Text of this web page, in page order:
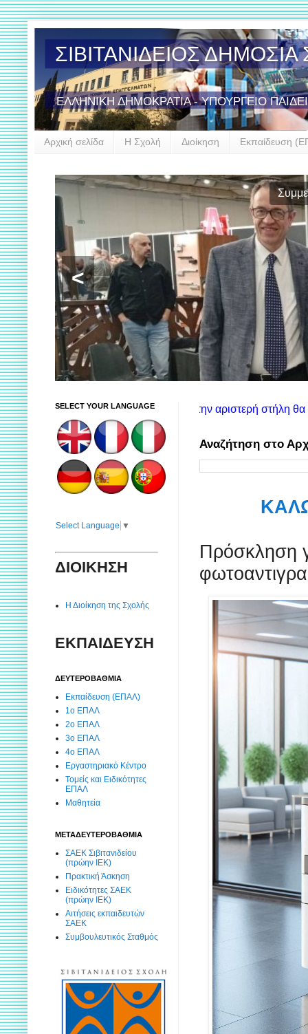
ΣΙΒΙΤΑΝΙΔΕΙΟΣ
ΕΛΛΗΝΙΚΗ ΔΗΜΟΚΡΑΤΙΑ - ΥΠΟΥΡΓΕΙΟ
Αρχική σελίδα Η Σχολή Διοίκηση Εκπαίδευση
<
χρήσης ιστοτόπου: Στην αριστερή στήλη θα βρείτε
Αναζήτηση στο
Πρόσκληση
SELECT YOUR LANGUAGE
Select Language ▼
ΔΙΟΙΚΗΣΗ
Η Διοίκηση της Σχολής
ΕΚΠΑΙΔΕΥΣΗ
ΔΕΥΤΕΡΟΒΑΘΜΙΑ
Εκπαίδευση (ΕΠΑΛ)
1ο ΕΠΑΛ
2ο ΕΠΑΛ
3ο ΕΠΑΛ
4ο ΕΠΑΛ
Εργαστηριακό Κέντρο
Τομείς και Ειδικότητες
ΕΠΑΛ
Μαθητεία
ΜΕΤΑΔΕΥΤΕΡΟΒΑΘΜΙΑ
ΣΑΕΚ Σιβιτανιδείου
(πρώην ΙΕΚ)
Πρακτική Άσκηση
Ειδικότητες ΣΑΕΚ
(πρώην ΙΕΚ)
Αιτήσεις εκπαιδευτών
ΣΑΕΚ
Συμβουλευτικός Σταθμός